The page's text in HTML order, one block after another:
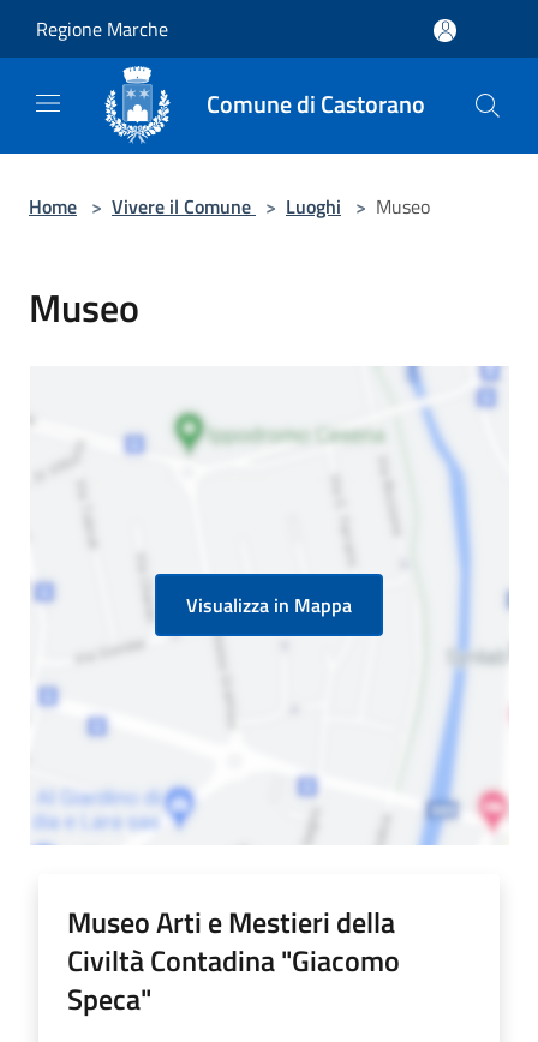
Regione Marche
Comune di Castorano
Home > Vivere il Comune > Luoghi > Museo
Museo
Visualizza in Mappa
Museo Arti e Mestieri della
Civiltà Contadina "Giacomo
Speca"